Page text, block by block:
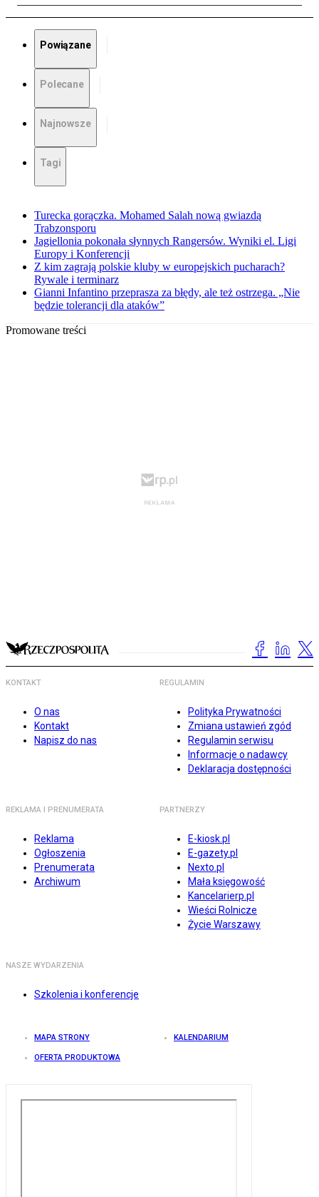
Powiązane
Polecane
Najnowsze
Tagi
Turecka gorączka. Mohamed Salah nową gwiazdą
Trabzonsporu
Jagiellonia pokonała słynnych Rangersów. Wyniki el. Ligi
Europy i Konferencji
Z kim zagrają polskie kluby w europejskich pucharach?
Rywale i terminarz
Gianni Infantino przeprasza za błędy, ale też ostrzega. „Nie
będzie tolerancji dla ataków”
Promowane treści
KONTAKT
O nas
Kontakt
Napisz do nas
REGULAMIN
Polityka Prywatności
Zmiana ustawień zgód
Regulamin serwisu
Informacje o nadawcy
Deklaracja dostępności
REKLAMA I PRENUMERATA
Reklama
Ogłoszenia
Prenumerata
Archiwum
PARTNERZY
E-kiosk.pl
E-gazety.pl
Nexto.pl
Mała księgowość
Kancelarierp.pl
Wieści Rolnicze
Życie Warszawy
NASZE WYDARZENIA
Szkolenia i konferencje
MAPA STRONY KALENDARIUM
OFERTA PRODUKTOWA